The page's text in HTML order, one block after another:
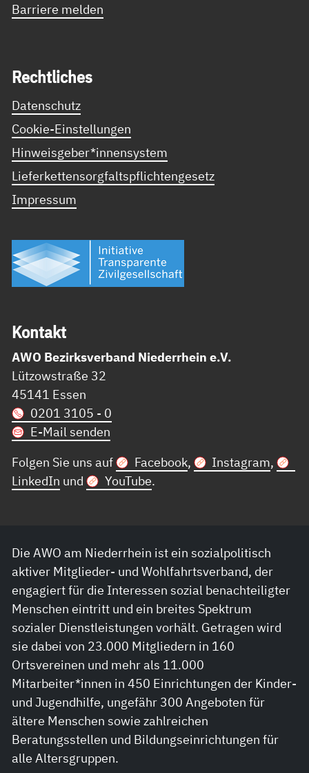
Barriere melden
Recht­li­ches
Datenschutz
Cookie-Einstellungen
Hinweisgeber*innensystem
Lieferkettensorgfaltspflichtengesetz
Impressum
Kon­takt
AWO Bezirksverband Niederrhein e.V.
Lützowstraße 32
45141 Essen
0201 3105 - 0
E-Mail senden
Folgen Sie uns auf
Facebook, Instagram,
LinkedIn und YouTube.
Die AWO am Niederrhein ist ein sozialpolitisch
aktiver Mitglieder- und Wohlfahrtsverband, der
engagiert für die Interessen sozial benachteiligter
Menschen eintritt und ein breites Spektrum
sozialer Dienstleistungen vorhält. Getragen wird
sie dabei von 23.000 Mitgliedern in 160
Ortsvereinen und mehr als 11.000
Mitarbeiter*innen in 450 Einrichtungen der Kinder-
und Jugendhilfe, ungefähr 300 Angeboten für
ältere Menschen sowie zahlreichen
Beratungsstellen und Bildungseinrichtungen für
alle Altersgruppen.